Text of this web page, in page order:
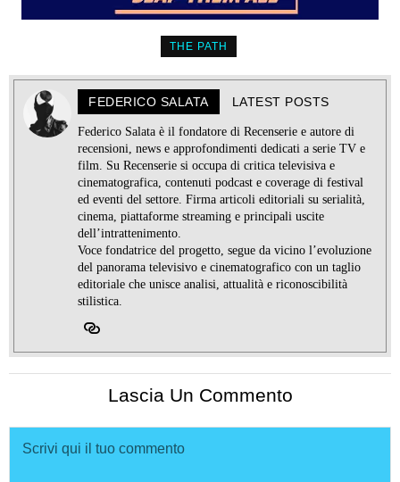
THE PATH
FEDERICO SALATA LATEST POSTS
Federico Salata è il fondatore di Recenserie e autore di
recensioni, news e approfondimenti dedicati a serie TV e
film. Su Recenserie si occupa di critica televisiva e
cinematografica, contenuti podcast e coverage di festival
ed eventi del settore. Firma articoli editoriali su serialità,
cinema, piattaforme streaming e principali uscite
dell’intrattenimento.
Voce fondatrice del progetto, segue da vicino l’evoluzione
del panorama televisivo e cinematografico con un taglio
editoriale che unisce analisi, attualità e riconoscibilità
stilistica.
Lascia Un Commento